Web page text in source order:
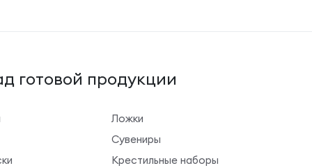
готовой продукции
Ложки
Сувениры
Крестильные наборы